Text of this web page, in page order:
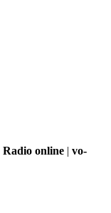
Radio online | vo-